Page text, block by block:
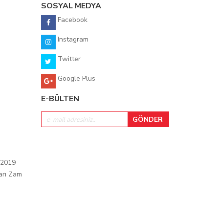
Zam
SOSYAL MEDYA
Facebook
Instagram
Twitter
Google Plus
E-BÜLTEN